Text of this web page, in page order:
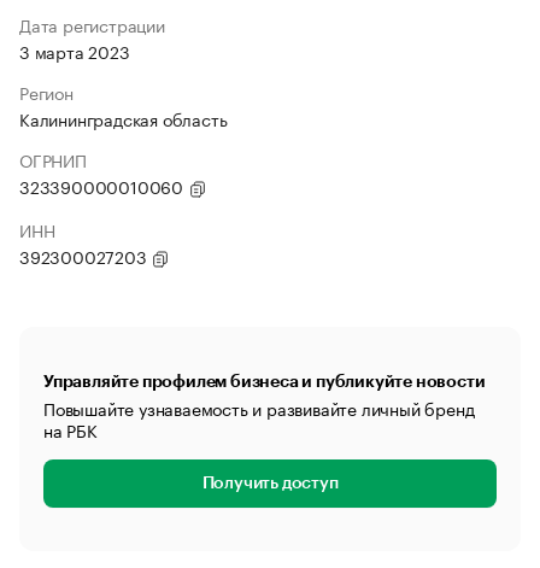
Дата регистрации
3 марта 2023
Регион
Калининградская область
ОГРНИП
323390000010060
ИНН
392300027203
Управляйте профилем бизнеса и публикуйте новости
Повышайте узнаваемость и развивайте личный бренд
на РБК
Получить доступ